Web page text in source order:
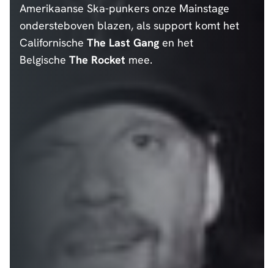
Amerikaanse Ska-punkers onze Mainstage
ondersteboven blazen, als support komt het
Californische The Last Gang en het
Belgische The Rocket mee.